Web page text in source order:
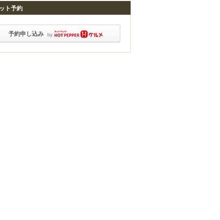
ト予約
予約申し込み